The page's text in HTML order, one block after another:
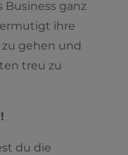
ganz
ermutigt ihre
gehen und
treu zu
du die